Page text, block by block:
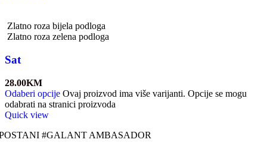
Zlatno roza bijela podloga
Zlatno roza zelena podloga
Sat
28.00KM
Odaberi opcije Ovaj proizvod ima više varijanti. Opcije se mogu
odabrati na stranici proizvoda
Quick view
#GALANT AMBASADOR